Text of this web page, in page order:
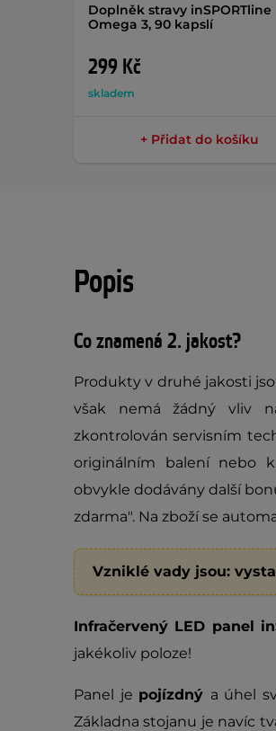
Doplněk stravy inSPORTline
Omega 3, 90 kapslí
299 Kč
skladem
+ Přidat do košíku
Popis
Co znamená 2. jakost?
Produkty v druhé jakosti
však nemá žádný vliv
zkontrolován servisním
originálním balení nebo
obvykle dodávány další
zdarma". Na zboží se
Vzniklé vady jsou:
Infračervený LED panel
jakékoliv poloze!
Panel je pojízdný a úhel
Základna stojanu je navíc